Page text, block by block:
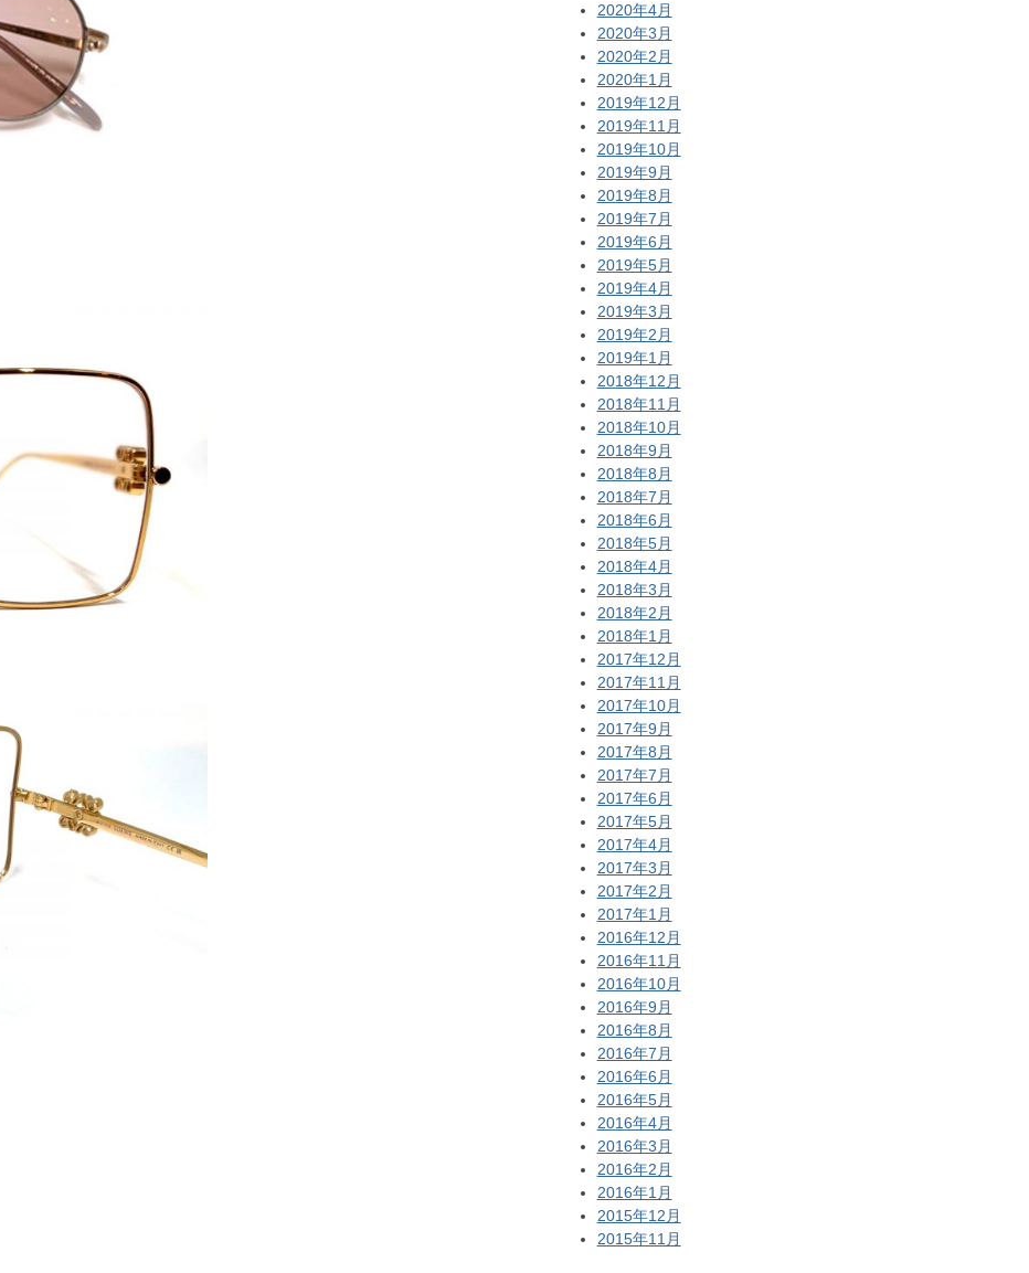
2020年4月
2020年3月
2020年2月
2020年1月
2019年12月
2019年11月
2019年10月
2019年9月
2019年8月
2019年7月
2019年6月
2019年5月
2019年4月
2019年3月
2019年2月
2019年1月
2018年12月
2018年11月
2018年10月
2018年9月
2018年8月
2018年7月
2018年6月
2018年5月
2018年4月
2018年3月
2018年2月
2018年1月
2017年12月
2017年11月
2017年10月
2017年9月
2017年8月
2017年7月
2017年6月
2017年5月
2017年4月
2017年3月
2017年2月
2017年1月
2016年12月
2016年11月
2016年10月
2016年9月
2016年8月
2016年7月
2016年6月
2016年5月
2016年4月
2016年3月
2016年2月
2016年1月
2015年12月
2015年11月